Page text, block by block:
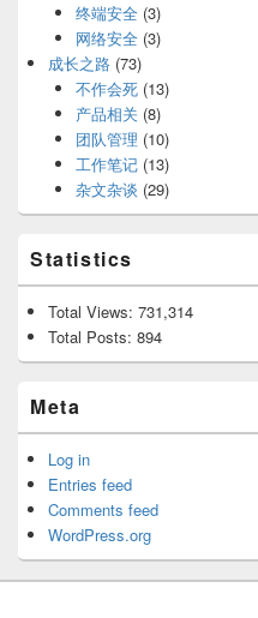
终端安全(3)
网络安全(3)
成长之路 (73)
不作会死(13)
产品相关 (8)
团队管理 (10)
工作笔记(13)
杂文杂谈 (29)
Statistics
Total Views: 731,314
Total Posts: 894
Meta
Log in
Entries feed
Comments feed
WordPress.org